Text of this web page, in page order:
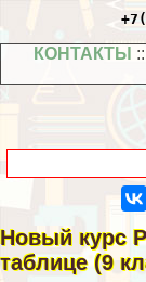
КОНТАКТЫ ::
Новый курс
таблице (9